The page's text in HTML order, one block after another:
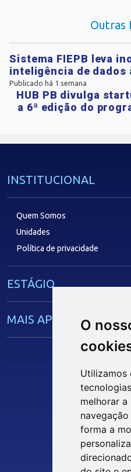
O
Utilizamos
melhorar a
forma a
Outras
Sistema FIEPB leva
inteligência de dados
Publicado há 1 semana
HUB PB divulga
a 6ª edição do
INSTITUCIONAL
Quem Somos
Unidades
Política de privacidade
ESTÁGIO
MAIS APRENDIZ
CAPACITAÇÃO
OPORTUNIDADES
Siga nossas